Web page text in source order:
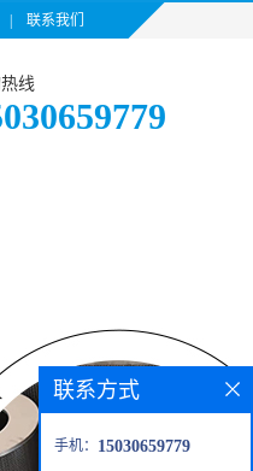
联系我们
线
联系方式
手机： 15030659779